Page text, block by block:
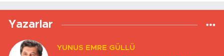
Yazarlar
YUNUS EMRE GÜLLÜ